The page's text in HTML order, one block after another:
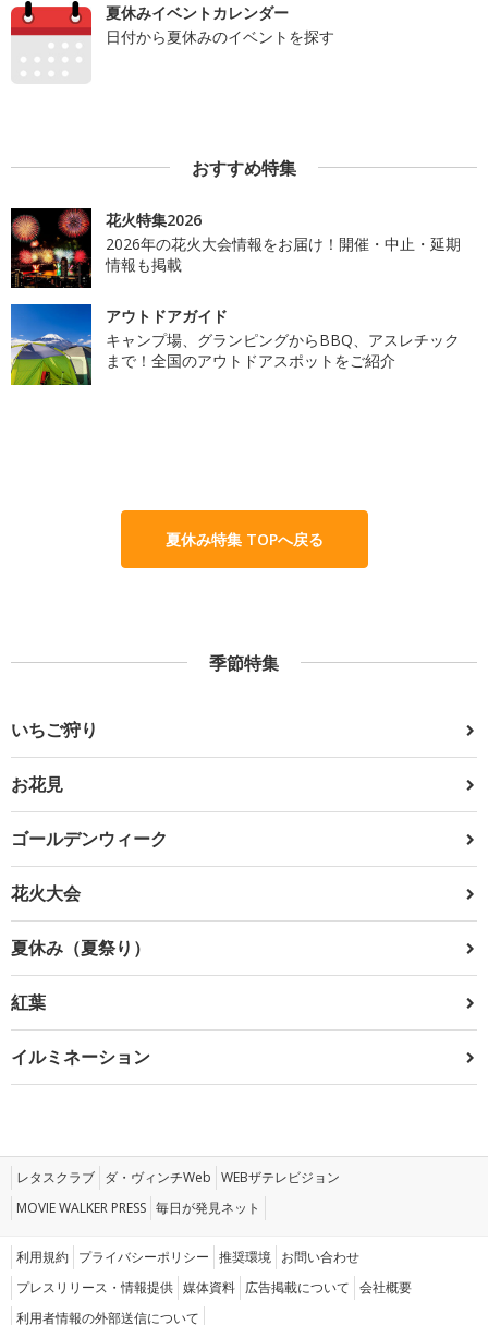
夏休みイベントカレンダー
日付から夏休みのイベントを探す
おすすめ特集
花火特集2026
2026年の花火大会情報をお届け！開催・中止・延期
情報も掲載
アウトドアガイド
キャンプ場、グランピングからBBQ、アスレチック
まで！全国のアウトドアスポットをご紹介
夏休み特集 TOPへ戻る
季節特集
いちご狩り
お花見
ゴールデンウィーク
花火大会
夏休み（夏祭り）
紅葉
イルミネーション
レタスクラブ ダ・ヴィンチWeb WEBザテレビジョン
MOVIE WALKER PRESS 毎日が発見ネット
利用規約 プライバシーポリシー 推奨環境 お問い合わせ
プレスリリース・情報提供 媒体資料 広告掲載について 会社概要
利用者情報の外部送信について